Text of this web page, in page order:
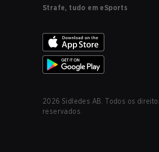
Strafe, tudo em eSports
2026 Sidledes AB. Todos os
reservados.